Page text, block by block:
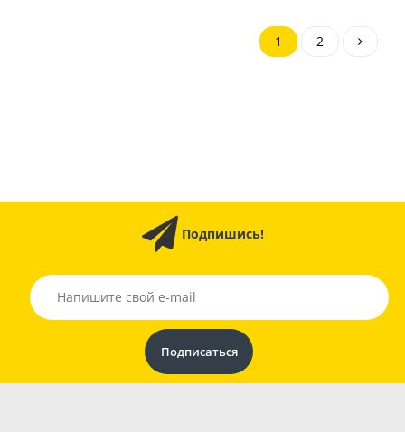
1 2
Подпишись!